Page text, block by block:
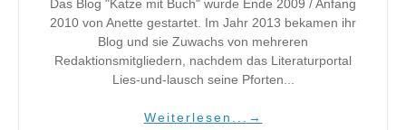
Das Blog "Katze mit Buch" wurde Ende 2009 / Anfang
2010 von Anette gestartet. Im Jahr 2013 bekamen ihr
Blog und sie Zuwachs von mehreren
Redaktionsmitgliedern, nachdem das Literaturportal
Lies-und-lausch seine Pforten...
Weiterlesen... →